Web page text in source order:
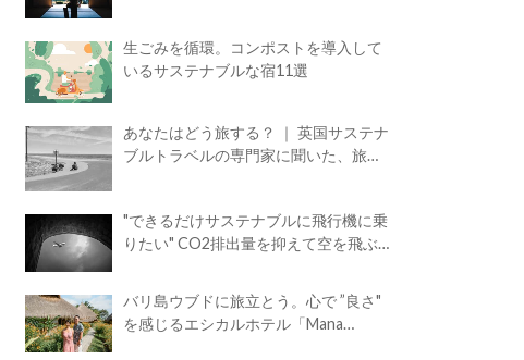
生ごみを循環。コンポストを導入して
いるサステナブルな宿11選
あなたはどう旅する？ ｜ 英国サステナ
ブルトラベルの専門家に聞いた、旅の
"できるだけサステナブルに飛行機に乗
りたい" CO2排出量を抑えて空を飛ぶ
バリ島ウブドに旅立とう。心で ”良さ"
を感じるエシカルホテル「Mana